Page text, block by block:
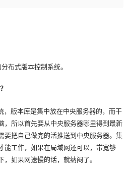
布式版本控制系统。
，版本库是集中放在中央服务器的，而干
，所以首先要从中央服务器哪里得到最新
要把自己做完的活推送到中央服务器。集
能工作，如果在局域网还可以，带宽够
如果网速慢的话，就纳闷了。